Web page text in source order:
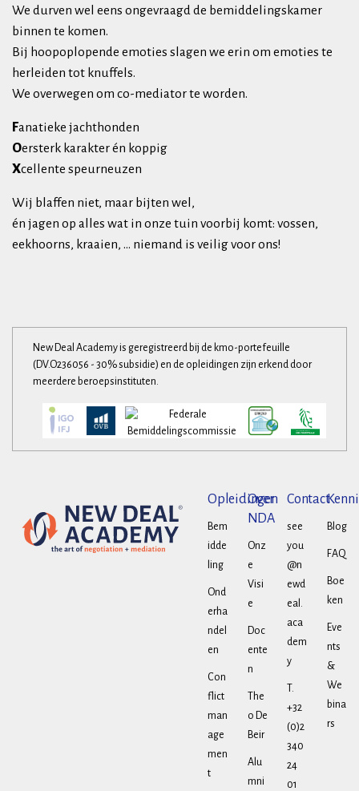
We durven wel eens ongevraagd de bemiddelingskamer
binnen te komen.
Bij hoopoplopende emoties slagen we erin om emoties te
herleiden tot knuffels.
We overwegen om co-mediator te worden.
Fanatieke jachthonden
Oersterk karakter én koppig
Xcellente speurneuzen
Wij blaffen niet, maar bijten wel,
én jagen op alles wat in onze tuin voorbij komt: vossen,
eekhoorns, kraaien, ... niemand is veilig voor ons!
New Deal Academy is geregistreerd bij de kmo-portefeuille
(DV.O236056 - 30% subsidie) en de opleidingen zijn erkend door
meerdere beroepsinstituten.
Opleidingen
Bem
idde
ling
Ond
erha
ndel
en
Con
flict
man
age
men
t
Over
NDA
Onz
e
Visi
e
Doc
ente
n
The
o De
Beir
Alu
mni
Contact
see
you
@n
ewd
eal.
aca
dem
y
T.
+32
(0)2
340
24
01
Blog
FAQ
Boe
ken
Eve
nts
&
We
bina
rs